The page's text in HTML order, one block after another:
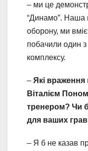
– ми це
“Динамо”. Наша
оборону, ми
побачили один з
комплексу.
– Які враження
Віталієм
тренером? Чи
для ваших
– Я б не казав